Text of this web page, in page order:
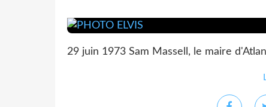
29 juin 1973 Sam Massell, le maire